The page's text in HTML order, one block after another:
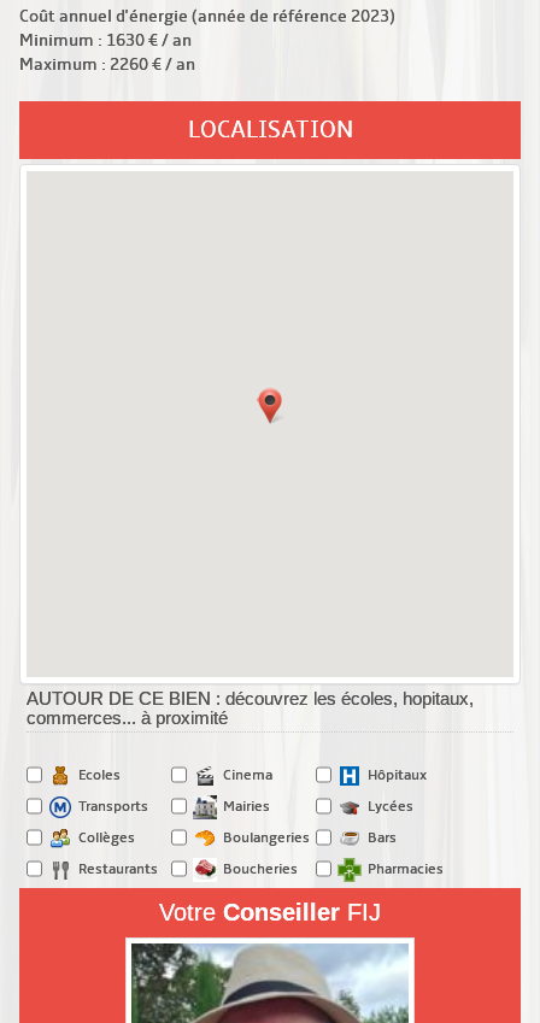
Coût annuel d'énergie (année de référence 2023)
Minimum : 1630 € / an
Maximum : 2260 € / an
LOCALISATION
AUTOUR DE CE BIEN : découvrez les écoles, hopitaux,
commerces... à proximité
Ecoles Cinema
Hôpitaux
Transports
Mairies
Lycées
Collèges
Boulangeries
Bars
Restaurants
Boucheries Pharmacies
Votre Conseiller FIJ